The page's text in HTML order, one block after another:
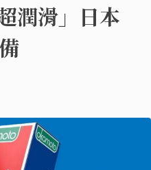
潤滑」日本